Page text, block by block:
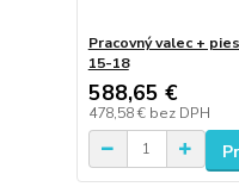
Pracovný valec +
15-18
588,65 €
478,58 € bez DPH